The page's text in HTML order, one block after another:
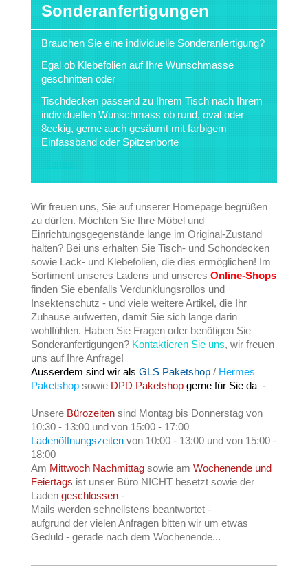
Sonderanfertigungen
Brauchen Sie eine individuelle Sonderanfertigung?
Egal ob Klebefolien auf Ihre Wunschmasse
geschnitten oder
Tischdecken passend zu Ihrem Tisch nach Ihrem
individuellen Wunschmass ob rund, oval oder
8eckig, gerne auch gesäumt mit farbigem
Einfassband oder Spitzenborte
Wir freuen uns, Sie auf unserer Homepage begrüßen
zu dürfen. Möchten Sie Ihre Möbel und
Einrichtungsgegenstände lange im Original-Zustand
halten? Bei uns erhalten Sie Tisch- und Schondecken
sowie Lack- und Klebefolien, die dies ermöglichen! Im
Sortiment unseres Ladens und unseres Online-Shops
finden Sie ebenfalls Verdunklungsrollos und
Insektenschutz - und viele weitere Artikel, die Ihr
Zuhause aufwerten, damit Sie sich lange darin
wohlfühlen. Haben Sie Fragen oder benötigen Sie
Sonderanfertigungen? Kontaktieren Sie uns, wir freuen
uns auf Ihre Anfrage!
Ausserdem sind wir als GLS Paketshop / Hermes
Paketshop sowie DPD Paketshop gerne für Sie da -
Unsere Bürozeiten sind Montag bis Donnerstag von
10:30 - 13:00 und von 15:00 - 17:00
Ladenöffnungszeiten von 10:00 - 13:00 und von 15:00 -
18:00
Am Mittwoch Nachmittag sowie am Wochenende und
Feiertags ist unser Büro NICHT besetzt sowie der
Laden geschlossen -
Mails werden schnellstens beantwortet -
aufgrund der vielen Anfragen bitten wir um etwas
Geduld - gerade nach dem Wochenende...